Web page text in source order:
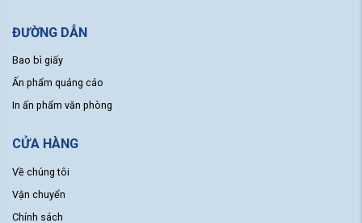
ĐƯỜNG DẪN
Bao bì giấy
Ấn phẩm quảng cáo
In ấn phẩm văn phòng
CỬA HÀNG
Về chúng tôi
Vận chuyển
Chính sách